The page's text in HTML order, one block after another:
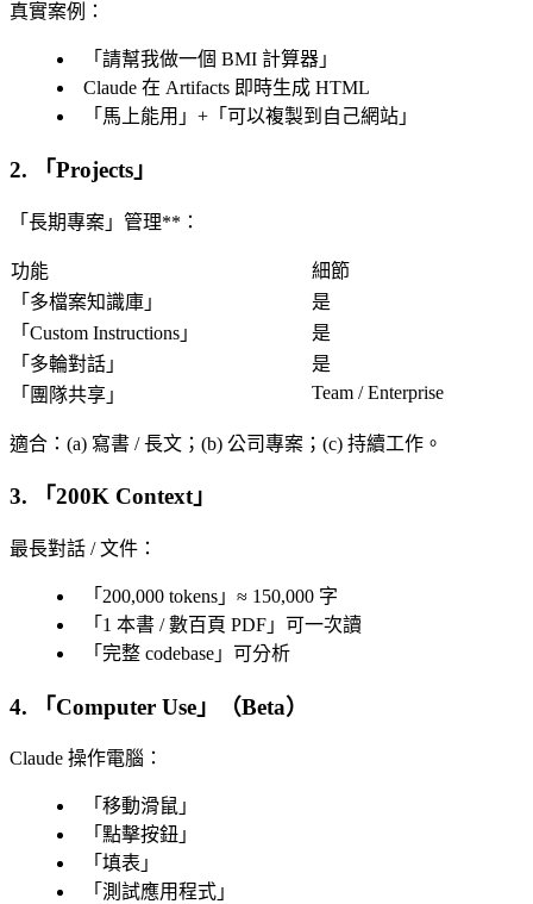
真實案例 ：
「 請幫我做一個 BMI 計算器 」
Claude 在 Artifacts 即時生成 HTML
「 馬上能用 」+「 可以複製到自己網站 」
2. 「Projects 」
「長期專案」管理**：
功能
細節
「 多檔案知識庫 」
是
「 Custom Instructions 」
是
「 多輪對話 」
是
「 團隊共享 」 Team / Enterprise
適合 ：(a) 寫書 / 長文；(b) 公司專案；(c) 持續工作。
3. 「200K Context」
最長對話 / 文件 ：
「 200,000 tokens 」≈ 150,000 字
「 1 本書 / 數百頁 PDF 」可一次讀
「 完整 codebase 」可分析
4. 「Computer Use 」（Beta）
Claude 操作電腦 ：
「 移動滑鼠 」
「 點擊按鈕 」
「 填表 」
「 測試應用程式 」